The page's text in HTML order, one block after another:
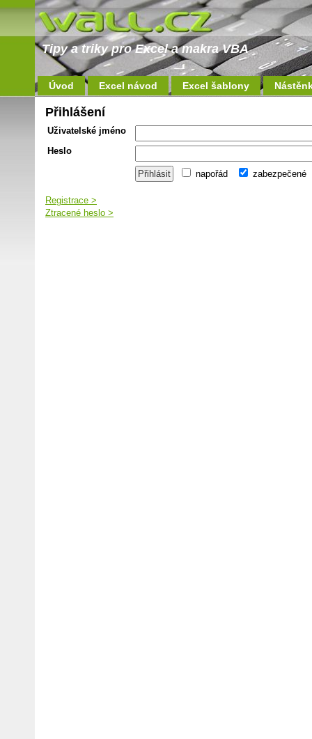
Tipy a triky pro Excel a makra VBA
Úvod Excel návod Excel šablony
Přihlášení
Uživatelské jméno
Heslo
napořád zabezpečené
Registrace >
Ztracené heslo >